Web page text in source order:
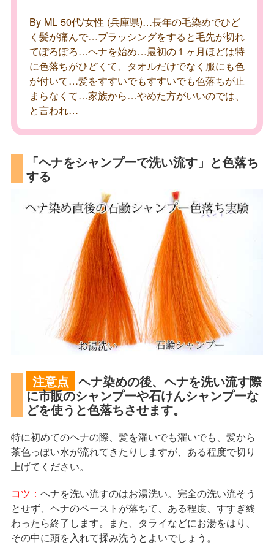
By ML 50代/女性 (兵庫県)…長年の毛染めでひど
く髪が痛んで…ブラッシングをすると毛先が切れ
てぽろぽろ…ヘナを始め…最初の１ヶ月ほどは特
に色落ちがひどくて、タオルだけでなく服にも色
が付いて…髪をすすいでもすすいでも色落ちが止
まらなくて…家族から…やめた方がいいのでは、
と言われ…
「ヘナをシャンプーで洗い流す」と色落ち
する
注意点 ヘナ染めの後、ヘナを洗い流す際
に市販のシャンプーや石けんシャンプーな
どを使うと色落ちさせます。
特に初めてのヘナの際、髪を濯いでも濯いでも、髪から
茶色っぽい水が流れてきたりしますが、ある程度で切り
上げてください。
コツ： ヘナを洗い流すのはお湯洗い。完全の洗い流そう
とせず、ヘナのペーストが落ちて、ある程度、すすぎ終
わったら終了します。また、タライなどにお湯をはり、
その中に頭を入れて揉み洗うとよいでしょう。